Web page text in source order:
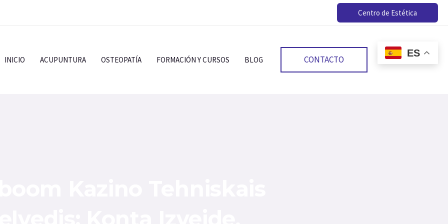
Centro de Estética
INICIO ACUPUNTURA OSTEOPATÍA FORMACIÓN Y CURSOS BLOG CONTACTO
ES